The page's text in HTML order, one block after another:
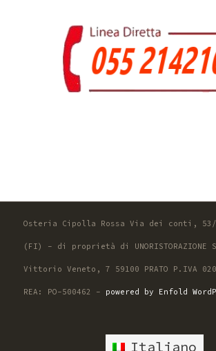
Osteria Cipolla Rossa Via dei conti,
(FI) - di proprietà di
Vittorio Veneto, 7 59100 PRATO P.IVA
REA: PO-500462 - powered by Enfold
Italiano